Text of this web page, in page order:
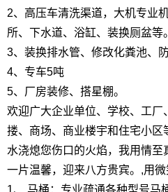
2、高压车清洗渠道，大机专业
所、下水道、浴缸、装换厕盆等
3、装换排水管、修改化粪池、
4、专车5吨
5、厂房装修、搭星棚。
欢迎广大企业单位、学校、工厂
搂、商场、商业楼宇和住宅小
水浇熄您伤口的火焰，我用情
一片温馨，迎来八方贵宾。,用微
1、 马桶：专业疏通各种型号马